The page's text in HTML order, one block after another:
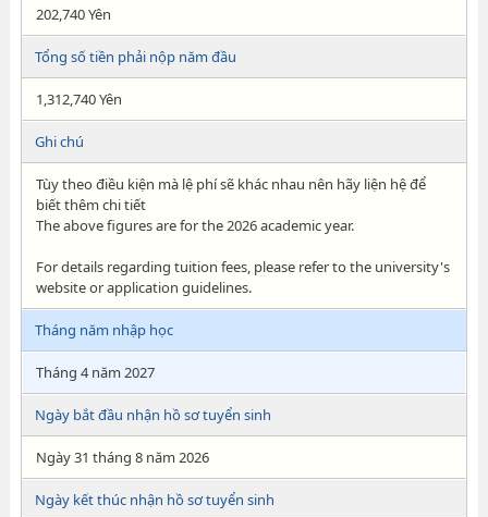
202,740 Yên
Tổng số tiền phải nộp năm đầu
1,312,740 Yên
Ghi chú
Tùy theo điều kiện mà lệ phí sẽ khác nhau nên hãy liện hệ để
biết thêm chi tiết
The above figures are for the 2026 academic year.
For details regarding tuition fees, please refer to the university's
website or application guidelines.
Tháng năm nhập học
Tháng 4 năm 2027
Ngày bắt đầu nhận hồ sơ tuyển sinh
Ngày 31 tháng 8 năm 2026
Ngày kết thúc nhận hồ sơ tuyển sinh